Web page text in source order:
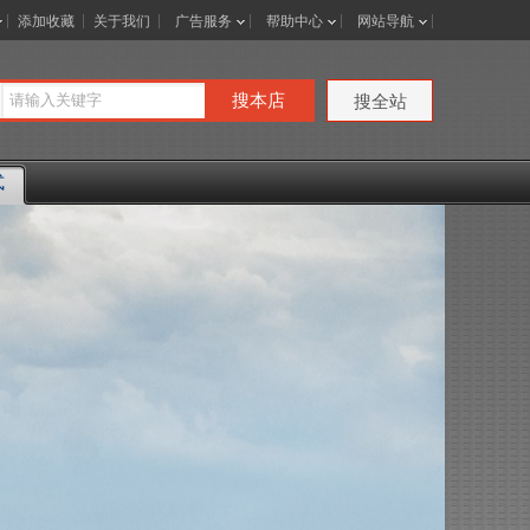
添加收藏 关于我们 广告服务 帮助中心 网站导航
搜本店 搜全站